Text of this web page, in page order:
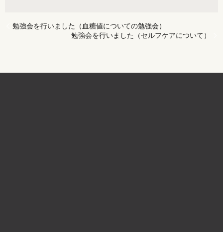
勉強会を行いました（血糖値についての勉強会）
勉強会を行いました（セルフケアについて）